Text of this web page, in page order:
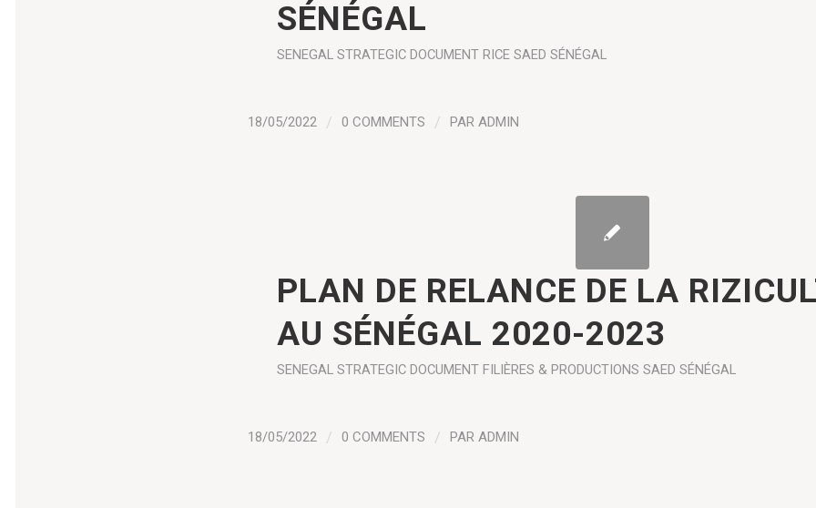
SÉNÉGAL
SENEGAL STRATEGIC DOCUMENT RICE SAED SÉNÉGAL
18/05/2022 / 0 COMMENTS / PAR ADMIN
PLAN DE RELANCE DE LA
AU SÉNÉGAL 2020-2023
SENEGAL STRATEGIC DOCUMENT FILIÈRES & PRODUCTIONS SAED SÉNÉGAL
18/05/2022 / 0 COMMENTS / PAR ADMIN